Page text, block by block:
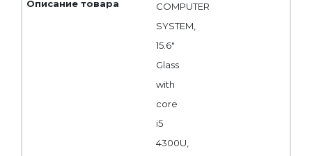
COMPUTER
SYSTEM,
15.6"
Glass
with
core
i5
4300U,